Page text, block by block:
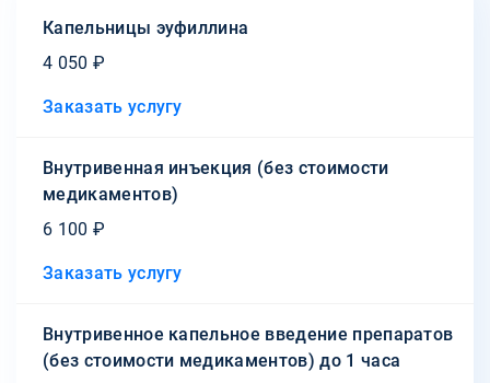
Капельницы эуфиллина
4 050 ₽
Заказать услугу
Внутривенная инъекция (без стоимости
медикаментов)
6 100 ₽
Заказать услугу
Внутривенное капельное введение препаратов
(без стоимости медикаментов) до 1 часа